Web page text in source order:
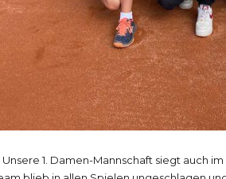
1. Damen-Mannschaft siegt auch